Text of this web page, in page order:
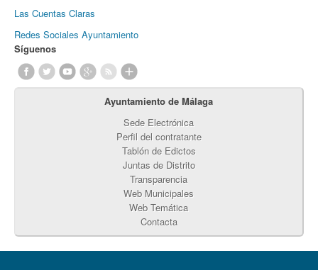
Las Cuentas Claras
Redes Sociales Ayuntamiento
Síguenos
Ayuntamiento de Málaga
Sede Electrónica
Perfil del contratante
Tablón de Edictos
Juntas de Distrito
Transparencia
Web Municipales
Web Temática
Contacta